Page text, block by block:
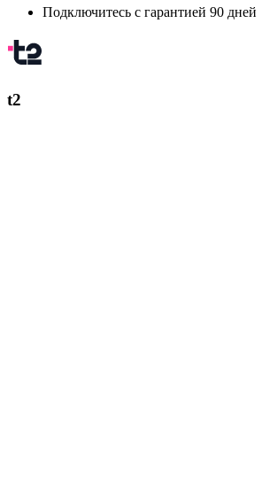
Подключитесь с гарантией 90 дней
t2